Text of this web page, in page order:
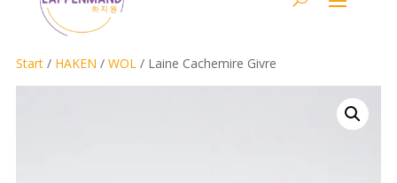
Start/ HAKEN / WOL / Laine Cachemire Givre